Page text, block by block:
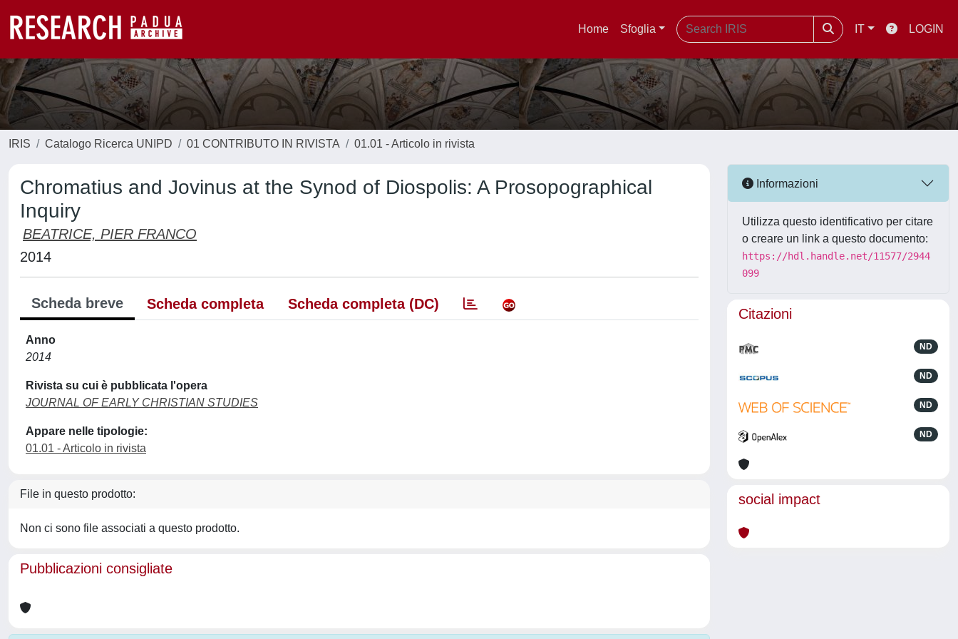
Home Sfoglia IT LOGIN
IRIS Catalogo Ricerca UNIPD 01 CONTRIBUTO IN RIVISTA 01.01 - Articolo in rivista
Chromatius and Jovinus at the Synod of Diospolis: A Prosopographical
Inquiry
BEATRICE, PIER FRANCO
2014
Scheda breve Scheda completa Scheda completa (DC)
Anno
2014
Rivista su cui è pubblicata l'opera
JOURNAL OF EARLY CHRISTIAN STUDIES
Appare nelle tipologie:
01.01 - Articolo in rivista
File in questo prodotto:
Non ci sono file associati a questo prodotto.
Pubblicazioni consigliate
Informazioni
Utilizza questo identificativo per citare
o creare un link a questo documento:
https://hdl.handle.net/11577/2944
099
Citazioni
ND
ND
ND
ND
social impact